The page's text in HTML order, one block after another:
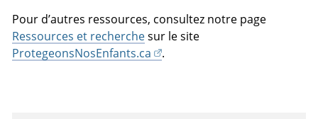
Pour d’autres ressources, consultez notre page
Ressources et recherchesur le site
ProtegeonsNosEnfants.ca
.